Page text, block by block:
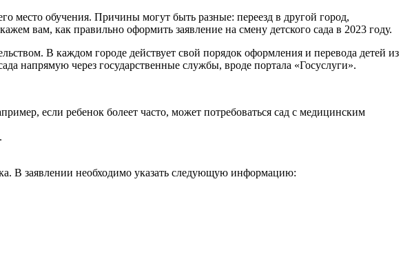
место обучения. Причины могут быть разные: переезд в другой город,
вам, как правильно оформить заявление на смену детского сада в 2023 году.
В каждом городе действует свой порядок оформления и перевода детей из
напрямую через государственные службы, вроде портала «Госуслуги».
если ребенок болеет часто, может потребоваться сад с медицинским
В заявлении необходимо указать следующую информацию: